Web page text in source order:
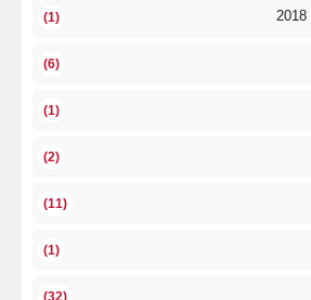
(1)
(6)
(1)
(2)
(11)
(1)